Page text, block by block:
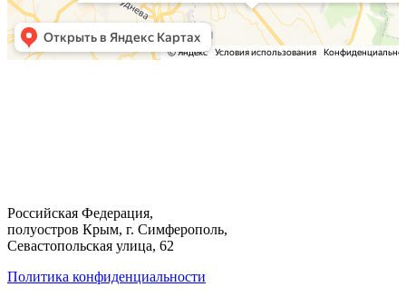
Российская Федерация,
полуостров Крым, г. Симферополь,
Севастопольская улица, 62
Политика конфиденциальности